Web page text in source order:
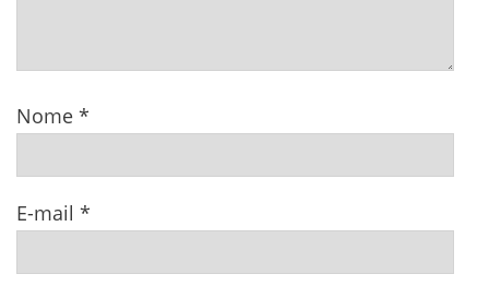
Nome *
E-mail *